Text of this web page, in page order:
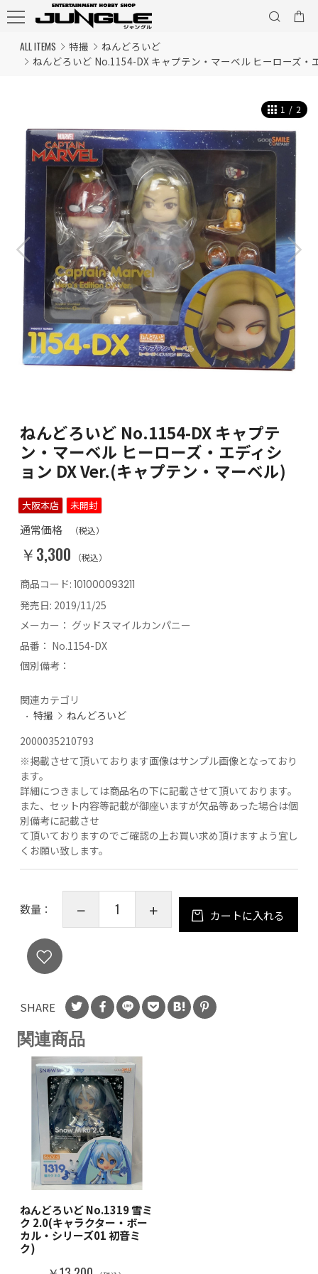
ALL ITEMS 特撮
ねんどろいど
ねんどろいど No.1154-DX キャプテン・マーベル ヒーローズ・
1 / 2
ねんどろいど No.1154-DX キャプテ
ン・マーベル ヒーローズ・エディシ
ョン DX Ver.(キャプテン・マーベル)
大阪本店 未開封
通常価格 （税込）
￥3,300 （税込）
商品コード: 101000093211
発売日: 2019/11/25
メーカー： グッドスマイルカンパニー
品番： No.1154-DX
個別備考：
関連カテゴリ
特撮
ねんどろいど
2000035210793
※掲載させて頂いております画像はサンプル画像となっており
ます。
詳細につきましては商品名の下に記載させて頂いております。
また、セット内容等記載が御座いますが欠品等あった場合は個
別備考に記載させ
て頂いておりますのでご確認の上お買い求め頂けますよう宜し
くお願い致します。
数量： カートに入れる
SHARE
関連商品
ねんどろいど No.1319 雪ミ
ク 2.0(キャラクター・ボー
カル・シリーズ01 初音ミ
ク)